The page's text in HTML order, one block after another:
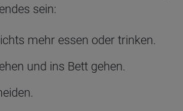
sein:
mehr essen oder trinken.
und ins Bett gehen.